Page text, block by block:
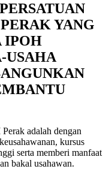
YANG
IPOH
USAHA
adalah dengan
kursus
serta memberi manfaat
bakal usahawan.